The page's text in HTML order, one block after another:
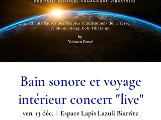
Bain sonore et voyage
intérieur concert "live"
ven. 13 déc. Espace Lapis Lazuli Biarritz